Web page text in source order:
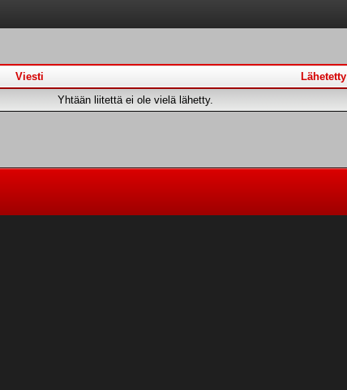
Viesti
Lähetetty
Yhtään liitettä ei ole vielä lähetty.